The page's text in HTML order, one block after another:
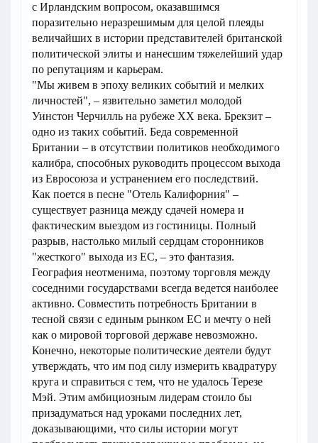
с Ирландским вопросом, оказавшимся
поразительно неразрешимым для целой плеяды
величайших в истории представителей британской
политической элиты и нанесшим тяжелейший удар
по репутациям и карьерам.
"Мы живем в эпоху великих событий и мелких
личностей", – язвительно заметил молодой
Уинстон Черчилль на рубеже ХХ века. Брекзит –
одно из таких событий. Беда современной
Британии – в отсутствии политиков необходимого
калибра, способных руководить процессом выхода
из Евросоюза и устранением его последствий.
Как поется в песне "Отель Калифорния" –
существует разница между сдачей номера и
фактическим выездом из гостиницы. Полный
разрыв, настолько милый сердцам сторонников
"жесткого" выхода из ЕС, – это фантазия.
География неотменима, поэтому торговля между
соседними государствами всегда ведется наиболее
активно. Совместить потребность Британии в
тесной связи с единым рынком ЕС и мечту о ней
как о мировой торговой державе невозможно.
Конечно, некоторые политические деятели будут
утверждать, что им под силу измерить квадратуру
круга и справиться с тем, что не удалось Терезе
Мэй. Этим амбициозным лидерам стоило бы
призадуматься над уроками последних лет,
доказывающими, что силы истории могут